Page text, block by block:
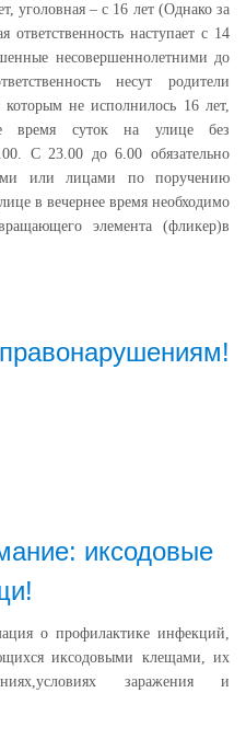
уголовная – с 16 лет (Однако за
ответственность наступает с 14
несовершеннолетними до
несут родители
не исполнилось 16 лет,
время суток на улице без
С 23.00 до 6.00 обязательно
или лицами по поручению
в вечернее время необходимо
элемента (фликер)в
иксодовые
о профилактике инфекций,
иксодовыми клещами, их
заражения и